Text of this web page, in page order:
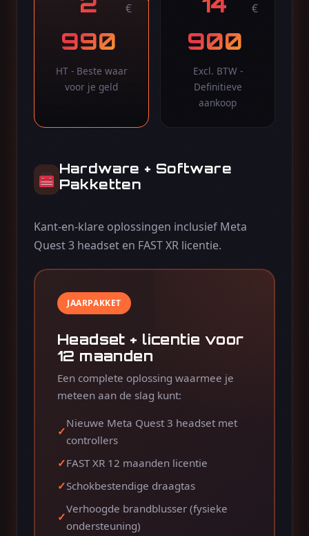
990
€
HT - Beste waar
voor je geld
900
€
Excl. BTW -
Definitieve
aankoop
Hardware + Software
Pakketten
Kant-en-klare oplossingen inclusief Meta
Quest 3 headset en FAST XR licentie.
JAARPAKKET
Headset + licentie voor
12 maanden
Een complete oplossing waarmee je
meteen aan de slag kunt:
Nieuwe Meta Quest 3 headset met
controllers
FAST XR 12 maanden licentie
Schokbestendige draagtas
Verhoogde brandblusser (fysieke
ondersteuning)